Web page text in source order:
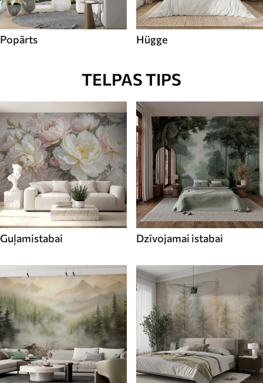
Popārts Hügge
TELPAS TIPS
Guļamistabai Dzīvojamai istabai